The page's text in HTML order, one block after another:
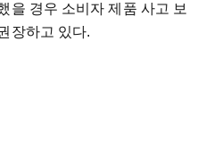
을 경우 소비자 제품 사고 보
장하고 있다.